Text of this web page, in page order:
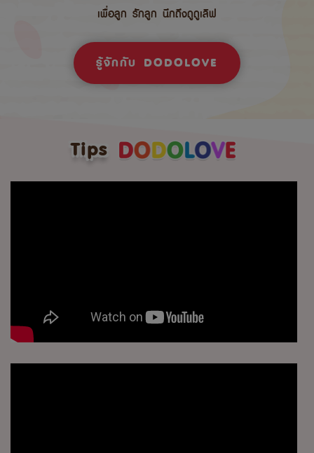
เพื่อลูก รักลูก นึกถึงดูดูเลิฟ
รู้จักกับ DODOLOVE
Tips